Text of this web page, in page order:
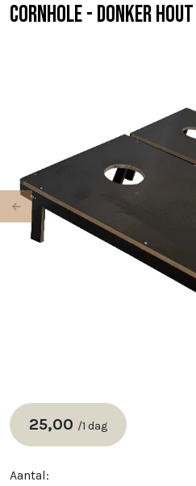
Cornhole - donker hout
25,00 /1 dag
Aantal:
Previous